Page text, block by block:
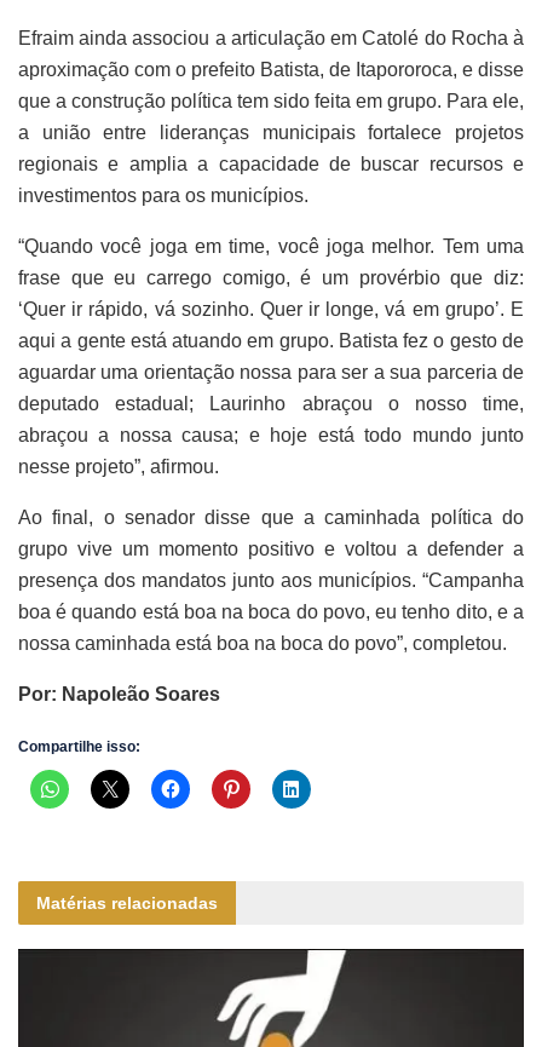
Efraim ainda associou a articulação em Catolé do Rocha à
aproximação com o prefeito Batista, de Itapororoca, e disse
que a construção política tem sido feita em grupo. Para ele,
a união entre lideranças municipais fortalece projetos
regionais e amplia a capacidade de buscar recursos e
investimentos para os municípios.
“Quando você joga em time, você joga melhor. Tem uma
frase que eu carrego comigo, é um provérbio que diz:
‘Quer ir rápido, vá sozinho. Quer ir longe, vá em grupo’. E
aqui a gente está atuando em grupo. Batista fez o gesto de
aguardar uma orientação nossa para ser a sua parceria de
deputado estadual; Laurinho abraçou o nosso time,
abraçou a nossa causa; e hoje está todo mundo junto
nesse projeto”, afirmou.
Ao final, o senador disse que a caminhada política do
grupo vive um momento positivo e voltou a defender a
presença dos mandatos junto aos municípios. “Campanha
boa é quando está boa na boca do povo, eu tenho dito, e a
nossa caminhada está boa na boca do povo”, completou.
Por: Napoleão Soares
Compartilhe isso:
Matérias relacionadas